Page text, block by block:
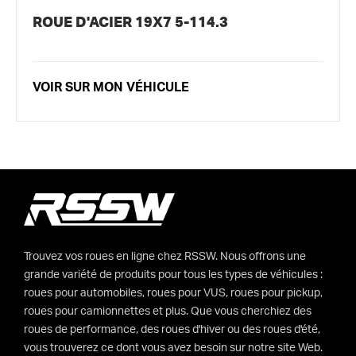
ROUE D'ACIER 19X7 5-114.3
VOIR SUR MON VÉHICULE
Trouvez vos roues en ligne chez RSSW. Nous offrons une
grande variété de produits pour tous les types de véhicules :
roues pour automobiles, roues pour VUS, roues pour pickup,
roues pour camionnettes et plus. Que vous cherchiez des
roues de performance, des roues d'hiver ou des roues d'été,
vous trouverez ce dont vous avez besoin sur notre site Web.